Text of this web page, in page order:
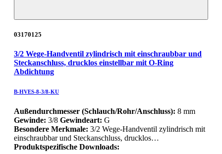
03170125
3/2 Wege-Handventil zylindrisch mit einschraubbar und
Steckanschluss, drucklos einstellbar mit O-Ring
Abdichtung
B-HVES-8-3/8-KU
Außendurchmesser (Schlauch/Rohr/Anschluss): 8 mm
Gewinde: 3/8 Gewindeart: G
Besondere Merkmale: 3/2 Wege-Handventil zylindrisch mit
einschraubbar und Steckanschluss, drucklos…
Produktspezifische Downloads: